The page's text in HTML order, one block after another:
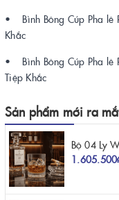
• Bình Bông Cúp Pha lê
Khắc
• Bình Bông Cúp Pha lê
Tiệp Khắc
Sản phẩm mới ra